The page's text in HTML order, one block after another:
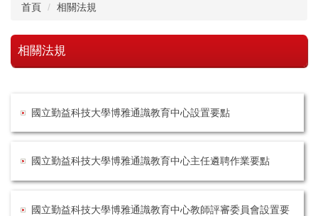
首頁 相關法規
相關法規
國立勤益科技大學博雅通識教育中心設置要點
國立勤益科技大學博雅通識教育中心主任遴聘作業要點
國立勤益科技大學博雅通識教育中心教師評審委員會設置要